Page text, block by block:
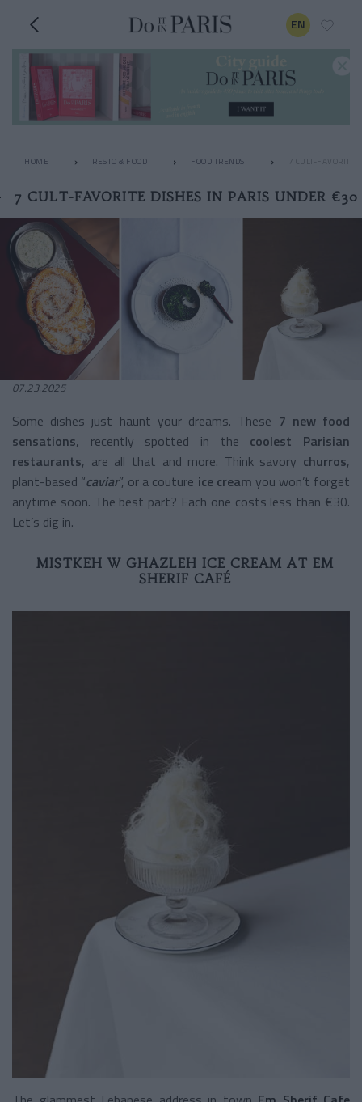
EN
HOME RESTO & FOOD FOOD TRENDS 7 CULT-
7 CULT-FAVORITE DISHES IN PARIS UNDER €30
07.23.2025
Some dishes just haunt your dreams. These 7 new food
sensations, recently spotted in the coolest Parisian
restaurants, are all that and more. Think savory churros,
plant-based “caviar”, or a couture ice cream you won’t forget
anytime soon. The best part? Each one costs less than €30.
Let’s dig in.
MISTKEH W GHAZLEH ICE CREAM AT EM
SHERIF CAFÉ